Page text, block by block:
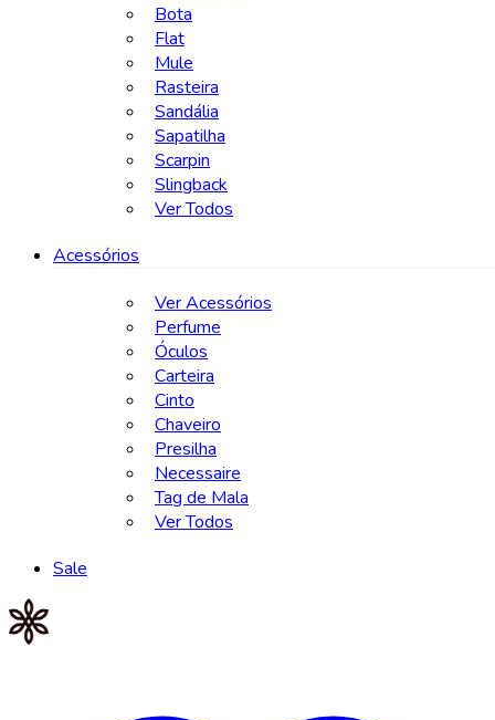
Bota
Flat
Mule
Rasteira
Sandália
Sapatilha
Scarpin
Slingback
Ver Todos
Acessórios
Ver Acessórios
Perfume
Óculos
Carteira
Cinto
Chaveiro
Presilha
Necessaire
Tag de Mala
Ver Todos
Sale